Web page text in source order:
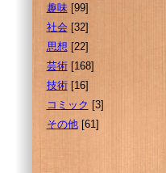
趣味[99]
社会[32]
思想 [22]
芸術[168]
技術[16]
コミック [3]
その他[61]